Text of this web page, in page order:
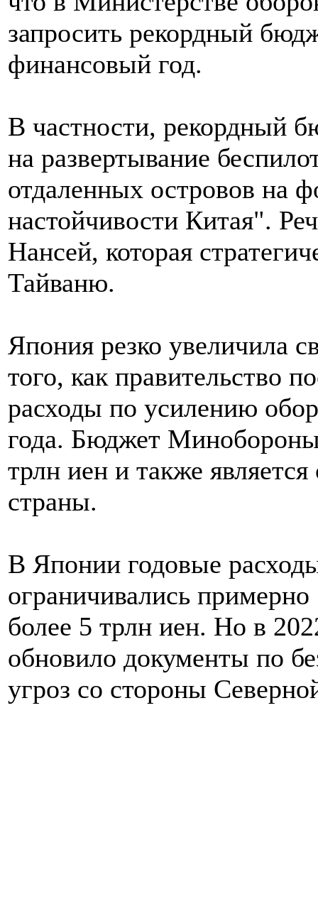
запросить рекордный
финансовый год.
В частности, рекордный
на развертывание
отдаленных островов на
настойчивости Китая".
Нансей, которая
Тайваню.
Япония резко увеличила
того, как правительство
расходы по усилению
года. Бюджет Минобороны
трлн иен и также
страны.
В Японии годовые
ограничивались
более 5 трлн иен. Но в
обновило документы по
угроз со стороны